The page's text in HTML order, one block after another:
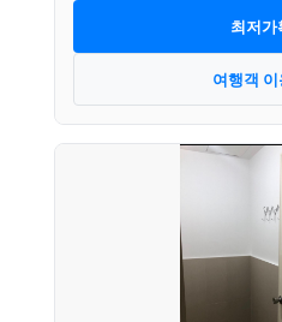
최저가
여행객